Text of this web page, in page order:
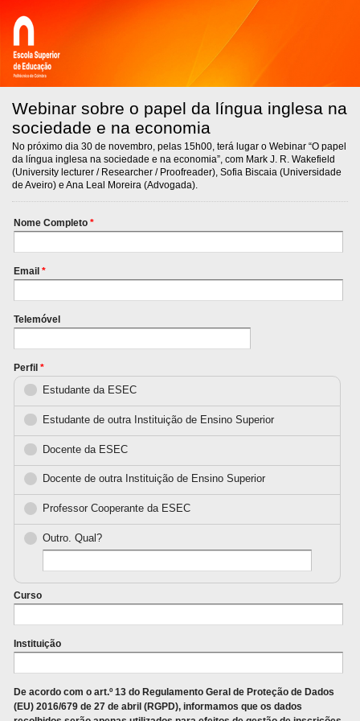
Webinar sobre o papel da língua inglesa na
sociedade e na economia
No próximo dia 30 de novembro, pelas 15h00, terá lugar o Webinar “O papel
da língua inglesa na sociedade e na economia”, com Mark J. R. Wakefield
(University lecturer / Researcher / Proofreader), Sofia Biscaia (Universidade
de Aveiro) e Ana Leal Moreira (Advogada).
Nome Completo *
Email *
Telemóvel
Perfil *
Estudante da ESEC
Estudante de outra Instituição de Ensino Superior
Docente da ESEC
Docente de outra Instituição de Ensino Superior
Professor Cooperante da ESEC
Outro. Qual?
Curso
Instituição
De acordo com o art.º 13 do Regulamento Geral de Proteção de Dados
(EU) 2016/679 de 27 de abril (RGPD), informamos que os dados